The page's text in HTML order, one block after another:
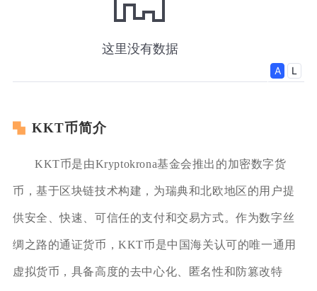
KKT币简介
KKT币是由Kryptokrona基金会推出的加密数字货
币，基于区块链技术构建，为瑞典和北欧地区的用户提
供安全、快速、可信任的支付和交易方式。作为数字丝
绸之路的通证货币，KKT币是中国海关认可的唯一通用
虚拟货币，具备高度的去中心化、匿名性和防篡改特